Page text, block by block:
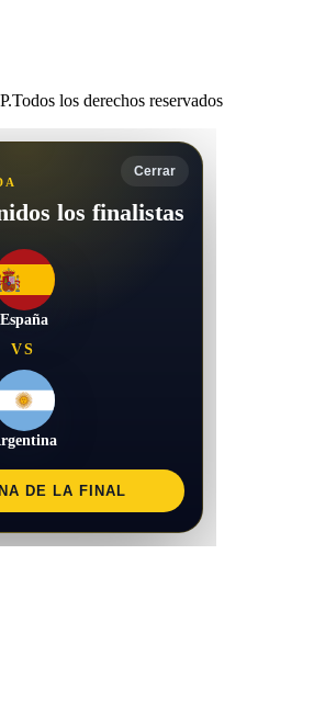
los derechos reservados
Cerrar
los finalistas
España
VS
DE LA FINAL